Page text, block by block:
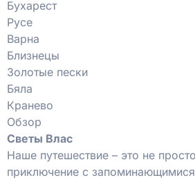
Бухарест
Русе
Варна
Близнецы
Золотые пески
Бяла
Кранево
Обзор
Светы Влас
Наше путешествие – это не
приключение с